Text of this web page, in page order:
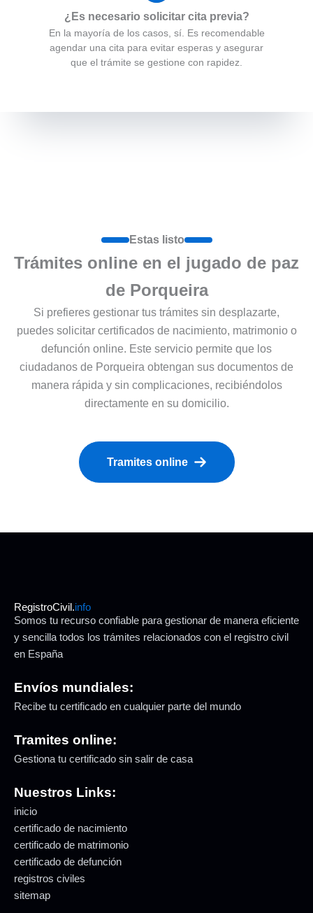
¿Es necesario solicitar cita previa?
En la mayoría de los casos, sí. Es recomendable
agendar una cita para evitar esperas y asegurar
que el trámite se gestione con rapidez.
Estas listo
Trámites online en el jugado de paz
de Porqueira
Si prefieres gestionar tus trámites sin desplazarte,
puedes solicitar certificados de nacimiento, matrimonio o
defunción online. Este servicio permite que los
ciudadanos de Porqueira obtengan sus documentos de
manera rápida y sin complicaciones, recibiéndolos
directamente en su domicilio.
Tramites online
RegistroCivil.info
Somos tu recurso confiable para gestionar de manera eficiente
y sencilla todos los trámites relacionados con el registro civil
en España
Envíos mundiales:
Recibe tu certificado en cualquier parte del mundo
Tramites online:
Gestiona tu certificado sin salir de casa
Nuestros Links:
inicio
certificado de nacimiento
certificado de matrimonio
certificado de defunción
registros civiles
sitemap